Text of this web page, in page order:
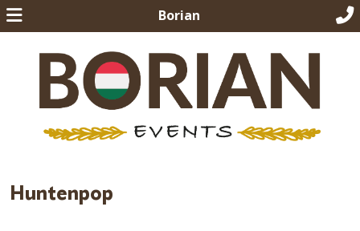
Borian
Huntenpop